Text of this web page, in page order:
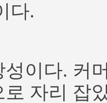
다.
성이다. 커
로 자리 잡